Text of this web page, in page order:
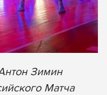
Зимин
Матча